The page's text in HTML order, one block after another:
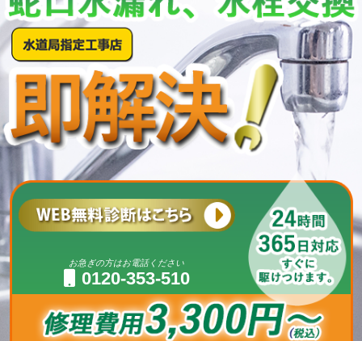
お急ぎの方はお電話ください
0120-353-510